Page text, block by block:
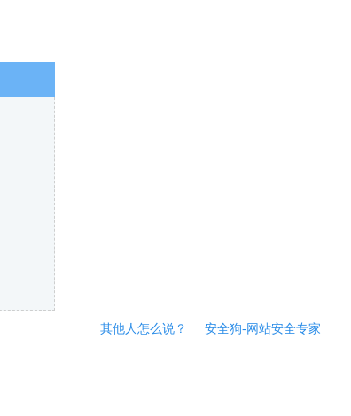
其他人怎么说？ 安全狗-网站安全专家